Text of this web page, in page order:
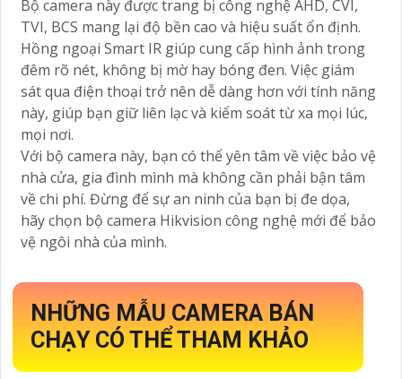
Bộ camera này được trang bị công nghệ AHD, CVI,
TVI, BCS mang lại độ bền cao và hiệu suất ổn định.
Hồng ngoại Smart IR giúp cung cấp hình ảnh trong
đêm rõ nét, không bị mờ hay bóng đen. Việc giám
sát qua điện thoại trở nên dễ dàng hơn với tính năng
này, giúp bạn giữ liên lạc và kiểm soát từ xa mọi lúc,
mọi nơi.
Với bộ camera này, bạn có thể yên tâm về việc bảo vệ
nhà cửa, gia đình mình mà không cần phải bận tâm
về chi phí. Đừng để sự an ninh của bạn bị đe dọa,
hãy chọn bộ camera Hikvision công nghệ mới để bảo
vệ ngôi nhà của mình.
NHỮNG MẪU CAMERA BÁN
CHẠY CÓ THỂ THAM KHẢO